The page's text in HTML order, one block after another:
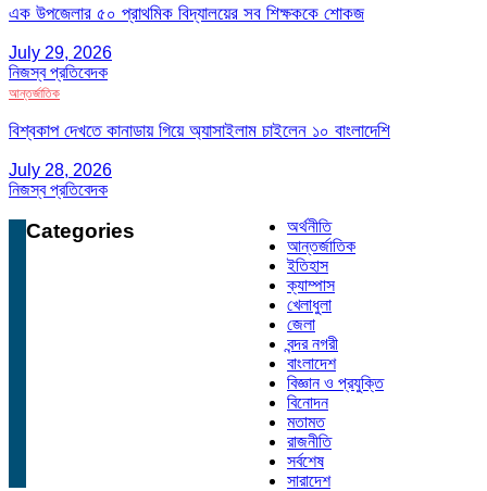
এক উপজেলার ৫০ প্রাথমিক বিদ্যালয়ের সব শিক্ষককে শোকজ
July 29, 2026
নিজস্ব প্রতিবেদক
আন্তর্জাতিক
বিশ্বকাপ দেখতে কানাডায় গিয়ে অ্যাসাইলাম চাইলেন ১০ বাংলাদেশি
July 28, 2026
নিজস্ব প্রতিবেদক
Categories
অর্থনীতি
আন্তর্জাতিক
ইতিহাস
ক্যাম্পাস
খেলাধুলা
জেলা
বন্দর নগরী
বাংলাদেশ
বিজ্ঞান ও প্রযুক্তি
বিনোদন
মতামত
রাজনীতি
সর্বশেষ
সারাদেশ